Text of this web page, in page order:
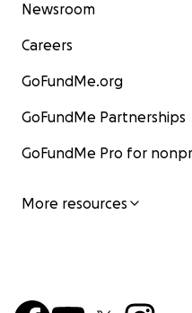
Newsroom
Careers
GoFundMe.org
GoFundMe Partnerships
GoFundMe Pro for
More resources